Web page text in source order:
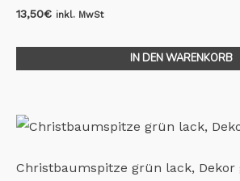
13,50€ inkl. MwSt
IN DEN WARENKORB
Christbaumspitze grün lack, Dekor